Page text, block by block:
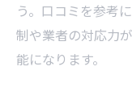
う。口コミを参考
制や業者の対応力
能になります。